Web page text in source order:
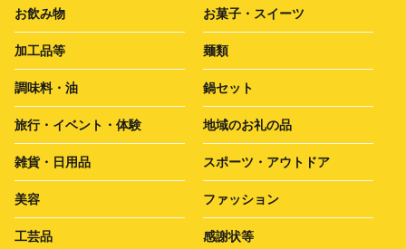
お飲み物 お菓子・スイーツ
加工品等 麺類
調味料・油 鍋セット
旅行・イベント・体験 地域のお礼の品
雑貨・日用品 スポーツ・アウトドア
美容 ファッション
工芸品 感謝状等